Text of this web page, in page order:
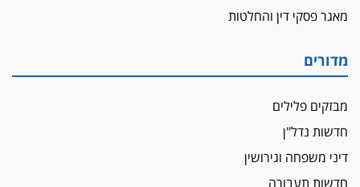
תובעת משטרתית פוטרה בחשד לעישון סמים
שנחשף בפעילות בלשים בטלגרם
לא בכל יום
הכנסת אישרה
הגבלת שכר טרחה בייצוג נכי צה"ל ונפגעי פעולות
מאגר פסקי דין והחלטות
מדורים
מבזקים פלילים
חדשות נדל"ן
דיני משפחה וגירושין
חדשות תעבורה